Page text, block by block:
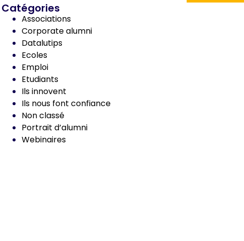
Catégories
Associations
Corporate alumni
Datalutips
Ecoles
Emploi
Etudiants
Ils innovent
Ils nous font confiance
Non classé
Portrait d’alumni
Webinaires